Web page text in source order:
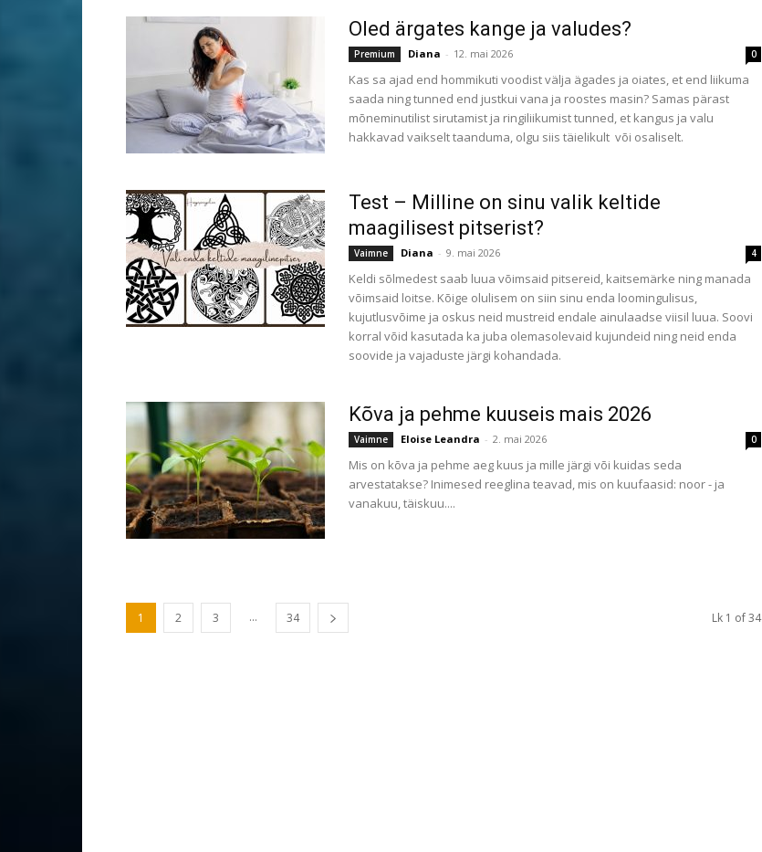
Oled ärgates kange ja valudes?
Premium Diana - 12. mai 2026 0
Kas sa ajad end hommikuti voodist välja ägades ja oiates, et end liikuma
saada ning tunned end justkui vana ja roostes masin? Samas pärast
mõneminutilist sirutamist ja ringiliikumist tunned, et kangus ja valu
hakkavad vaikselt taanduma, olgu siis täielikult või osaliselt.
Test – Milline on sinu valik keltide
maagilisest pitserist?
Vaimne Diana - 9. mai 2026 4
Keldi sõlmedest saab luua võimsaid pitsereid, kaitsemärke ning manada
võimsaid loitse. Kõige olulisem on siin sinu enda loomingulisus,
kujutlusvõime ja oskus neid mustreid endale ainulaadse viisil luua. Soovi
korral võid kasutada ka juba olemasolevaid kujundeid ning neid enda
soovide ja vajaduste järgi kohandada.
Kõva ja pehme kuuseis mais 2026
Vaimne Eloise Leandra - 2. mai 2026 0
Mis on kõva ja pehme aeg kuus ja mille järgi või kuidas seda
arvestatakse? Inimesed reeglina teavad, mis on kuufaasid: noor - ja
vanakuu, täiskuu....
1 2 3 ... 34 Lk 1 of 34